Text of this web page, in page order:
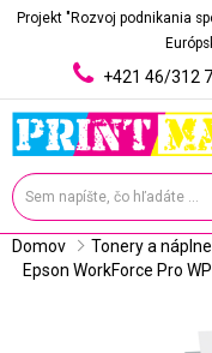
Projekt "Rozvoj podnikania
+421 46/312
Domov Tonery a
Epson WorkForce Pro